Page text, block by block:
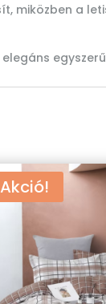
miközben a
Akció!